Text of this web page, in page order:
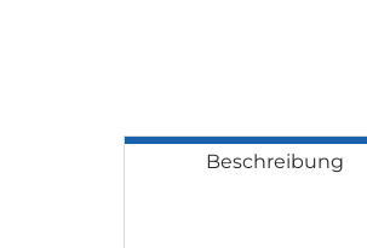
Beschreibung